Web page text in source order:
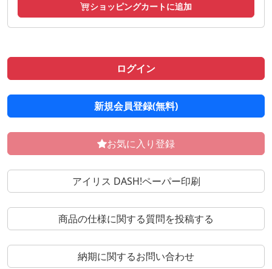
ショッピングカートに追加
ログイン
新規会員登録(無料)
お気に入り登録
アイリス DASH!ペーパー印刷
商品の仕様に関する質問を投稿する
納期に関するお問い合わせ